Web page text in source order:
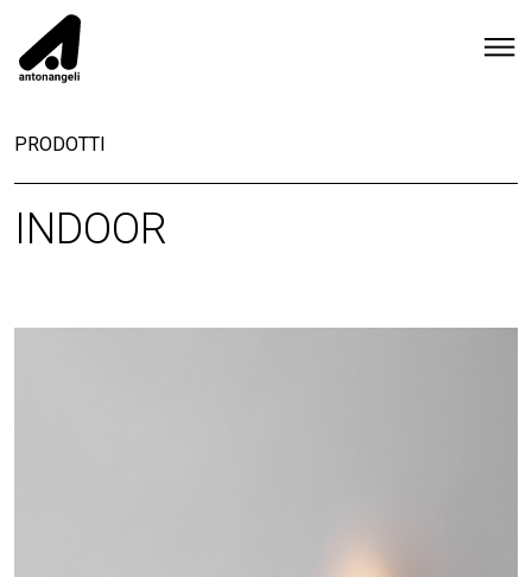
PRODOTTI
INDOOR